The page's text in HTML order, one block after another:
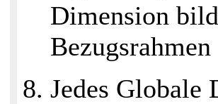
Dimension
Jedes Globale